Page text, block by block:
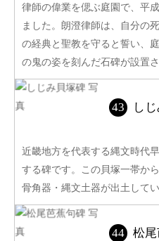
律師の偉業を偲ぶ庭園で、平
ました。朗澄律師は、自分の
の経典と聖教を守ると誓い、
の鬼の姿を刻んだ石碑が設置さ
し
近畿地方を代表する縄文時代
する碑です。この貝塚一帯か
骨角器・縄文土器が出土してい
松